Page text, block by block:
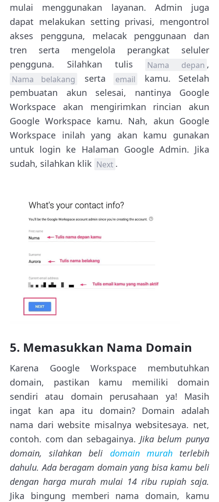
mulai menggunakan layanan. Admin juga
dapat melakukan setting privasi, mengontrol
akses pengguna, melacak penggunaan dan
tren serta mengelola perangkat seluler
pengguna. Silahkan tulis
Nama depan ,
Nama belakang serta email
kamu. Setelah
pembuatan akun selesai, nantinya Google
Workspace akan mengirimkan rincian akun
Google Workspace kamu. Nah, akun Google
Workspace inilah yang akan kamu gunakan
untuk login ke Halaman Google Admin. Jika
sudah, silahkan klik Next .
5. Memasukkan Nama Domain
Karena Google Workspace membutuhkan
domain, pastikan kamu memiliki domain
sendiri atau domain perusahaan ya! Masih
ingat kan apa itu domain? Domain adalah
nama dari website misalnya websitesaya. net,
contoh. com dan sebagainya. Jika belum punya
domain, silahkan beli domain murahterlebih
dahulu. Ada beragam domain yang bisa kamu beli
dengan harga murah mulai 14 ribu rupiah saja.
Jika bingung memberi nama domain, kamu